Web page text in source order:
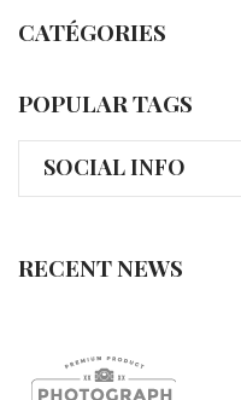
CATÉGORIES
POPULAR TAGS
SOCIAL INFO
RECENT NEWS